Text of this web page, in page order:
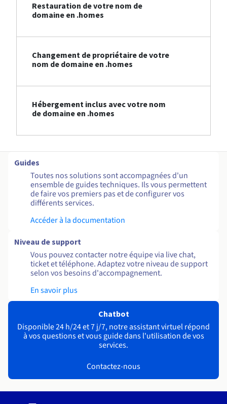
Restauration de votre nom de
domaine en .homes
Changement de propriétaire de votre
nom de domaine en .homes
Hébergement inclus avec votre nom
de domaine en .homes
Guides
Toutes nos solutions sont accompagnées d'un
ensemble de guides techniques. Ils vous permettent
de faire vos premiers pas et de configurer vos
différents services.
Accéder à la documentation
Niveau de support
Vous pouvez contacter notre équipe via live chat,
ticket et téléphone. Adaptez votre niveau de support
selon vos besoins d'accompagnement.
En savoir plus
Chatbot
Disponible 24 h/24 et 7 j/7, notre assistant virtuel répond
à vos questions et vous guide dans l'utilisation de vos
services.
Contactez-nous